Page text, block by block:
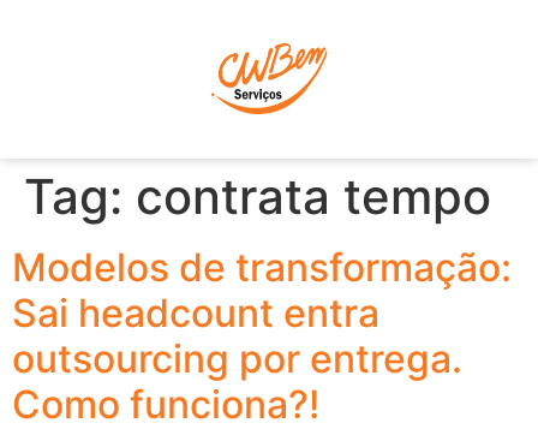
Tag: contrata tempo
Modelos de transformação:
Sai headcount entra
outsourcing por entrega.
Como funciona?!